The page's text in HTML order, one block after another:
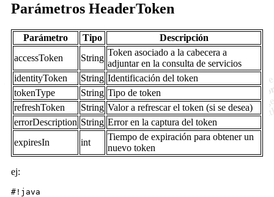
Parámetros HeaderToken
Parámetro Tipo
Descripción
accessToken
String
Token asociado a la cabecera a
adjuntar en la consulta de servicios
identityToken
String Identificación del token
tokenType
String Tipo de token
refreshToken
String Valor a refrescar el token (si se desea)
errorDescription String Error en la captura del token
expiresIn
int
Tiempo de expiración para obtener un
nuevo token
ej:
#!java